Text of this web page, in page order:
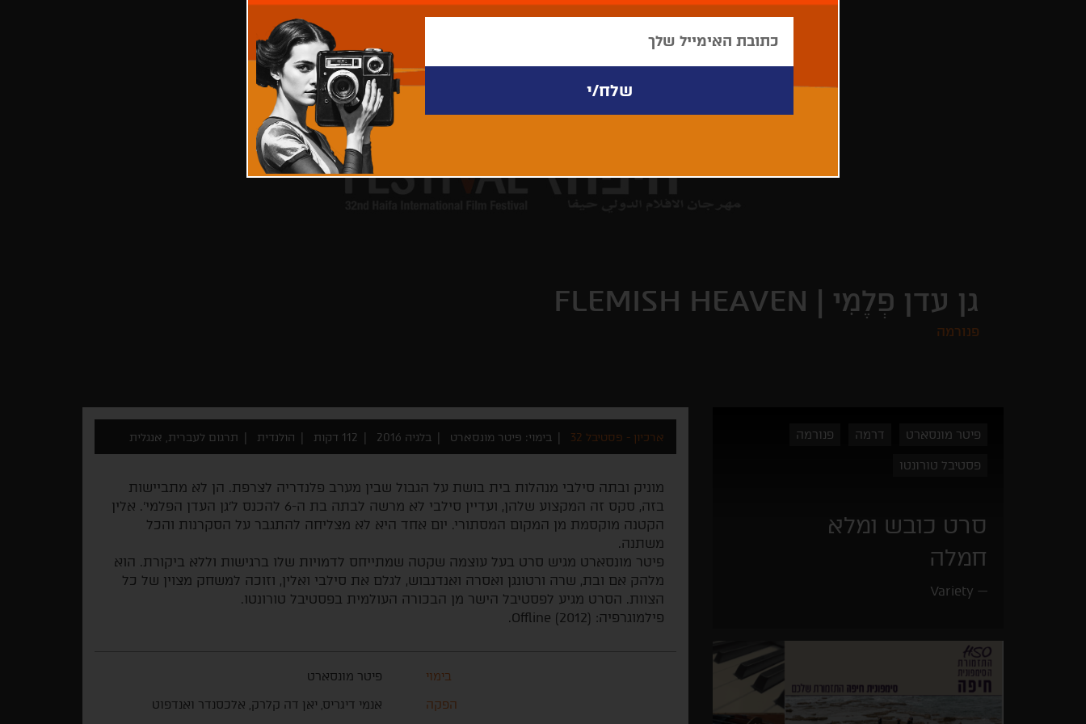
גן עדן פְלֶמִי | FLEMISH HEAVEN
פנורמה
פיטר מונסארט דרמה פנורמה
פסטיבל טורונטו
סרט כובש ומלא
חמלה
Variety
ארכיון - פסטיבל 32 בימוי: פיטר מונסארט בלגיה 2016 112 דקות הולנדית תרגום לעברית, אנגלית
מוניק ובתה סילבי מנהלות בית בושת על הגבול שבין מערב פלנדריה לצרפת. הן לא מתביישות
בזה, סקס זה המקצוע שלהן, ועדיין סילבי לא מרשה לבתה בת ה-6 להכנס ל'גן העדן הפלמי'. אלין
הקטנה מוקסמת מן המקום המסתורי. יום אחד היא לא מצליחה להתגבר על הסקרנות והכל
משתנה.
פיטר מונסארט מגיש סרט בעל עוצמה שקטה שמתייחס לדמויות שלו ברגישות וללא ביקורת. הוא
מלהק אם ובת, שרה ורטונגן ואסרה ואנדנבוש, לגלם את סילבי ואלין, וזוכה למשחק מצוין של כל
הצוות. הסרט מגיע לפסטיבל הישר מן הבכורה העולמית בפסטיבל טורונטו.
פילמוגרפיה: Offline (2012).
בימוי
פיטר מונסארט
הפקה
אנמי דיגריס, יאן דה קלרק, אלכסנדר ואנדפוט